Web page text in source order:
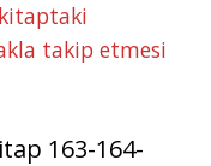
takip etmesi
163-164-